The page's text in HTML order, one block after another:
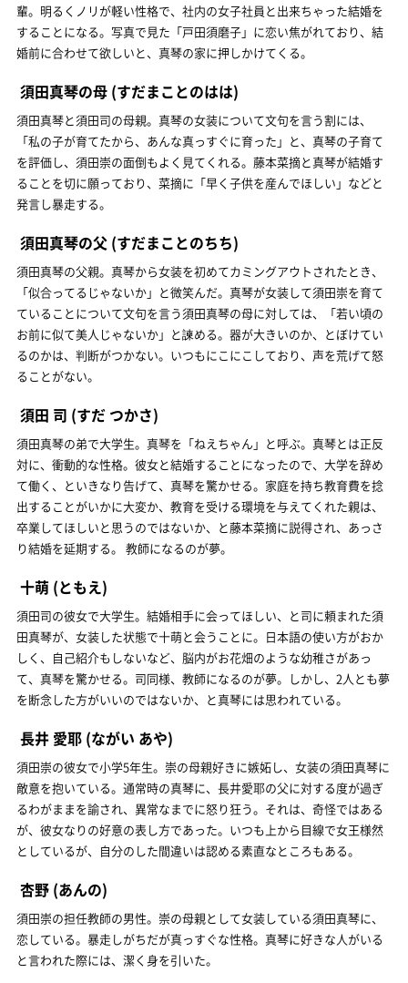
輩。明るくノリが軽い性格で、社内の女子社員と出来ちゃった結婚を
することになる。写真で見た「戸田須磨子」に恋い焦がれており、結
婚前に合わせて欲しいと、真琴の家に押しかけてくる。
須田真琴の母 (すだまことのはは)
須田真琴と須田司の母親。真琴の女装について文句を言う割には、
「私の子が育てたから、あんな真っすぐに育った」と、真琴の子育て
を評価し、須田崇の面倒もよく見てくれる。藤本菜摘と真琴が結婚す
ることを切に願っており、菜摘に「早く子供を産んでほしい」などと
発言し暴走する。
須田真琴の父 (すだまことのちち)
須田真琴の父親。真琴から女装を初めてカミングアウトされたとき、
「似合ってるじゃないか」と微笑んだ。真琴が女装して須田崇を育て
ていることについて文句を言う須田真琴の母に対しては、「若い頃の
お前に似て美人じゃないか」と諫める。器が大きいのか、とぼけてい
るのかは、判断がつかない。いつもにこにこしており、声を荒げて怒
ることがない。
須田 司 (すだ つかさ)
須田真琴の弟で大学生。真琴を「ねえちゃん」と呼ぶ。真琴とは正反
対に、衝動的な性格。彼女と結婚することになったので、大学を辞め
て働く、といきなり告げて、真琴を驚かせる。家庭を持ち教育費を捻
出することがいかに大変か、教育を受ける環境を与えてくれた親は、
卒業してほしいと思うのではないか、と藤本菜摘に説得され、あっさ
り結婚を延期する。 教師になるのが夢。
十萌 (ともえ)
須田司の彼女で大学生。結婚相手に会ってほしい、と司に頼まれた須
田真琴が、女装した状態で十萌と会うことに。日本語の使い方がおか
しく、自己紹介もしないなど、脳内がお花畑のような幼稚さがあっ
て、真琴を驚かせる。司同様、教師になるのが夢。しかし、2人とも夢
を断念した方がいいのではないか、と真琴には思われている。
長井 愛耶 (ながい あや)
須田崇の彼女で小学5年生。崇の母親好きに嫉妬し、女装の須田真琴に
敵意を抱いている。通常時の真琴に、長井愛耶の父に対する度が過ぎ
るわがままを諭され、異常なまでに怒り狂う。それは、奇怪ではある
が、彼女なりの好意の表し方であった。いつも上から目線で女王様然
としているが、自分のした間違いは認める素直なところもある。
杏野 (あんの)
須田崇の担任教師の男性。崇の母親として女装している須田真琴に、
恋している。暴走しがちだが真っすぐな性格。真琴に好きな人がいる
と言われた際には、潔く身を引いた。